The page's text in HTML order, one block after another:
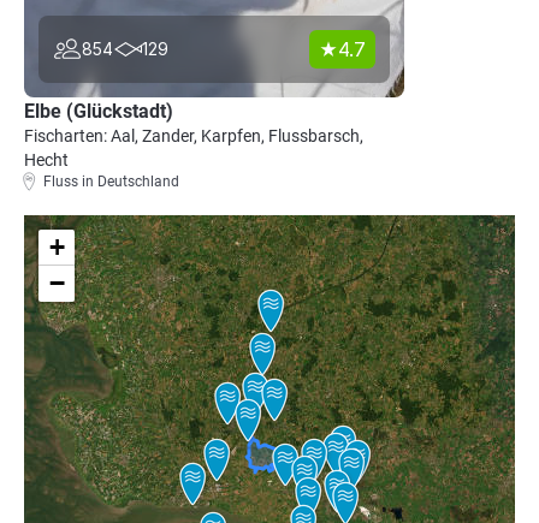
854 129 4.7
Elbe (Glückstadt)
Fischarten: Aal, Zander, Karpfen, Flussbarsch,
Hecht
Fluss in Deutschland
+
−